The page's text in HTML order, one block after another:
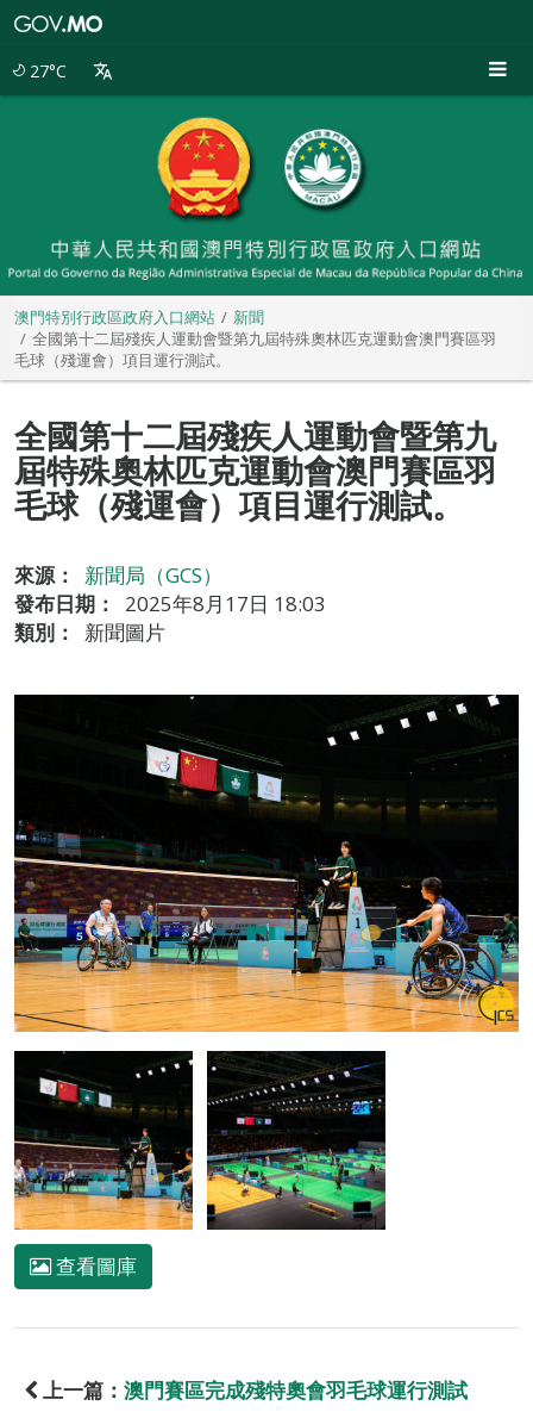
27°C
澳門特別行政區政府入口網站
新聞
全國第十二屆殘疾人運動會暨第九屆特殊奧林匹克運動會澳門賽區羽
毛球（殘運會）項目運行測試。
全國第十二屆殘疾人運動會暨第九
屆特殊奧林匹克運動會澳門賽區羽
毛球（殘運會）項目運行測試。
來源：
新聞局（GCS）
發布日期：
2025年8月17日 18:03
類別：
新聞圖片
查看圖庫
上一篇： 澳門賽區完成殘特奧會羽毛球運行測試